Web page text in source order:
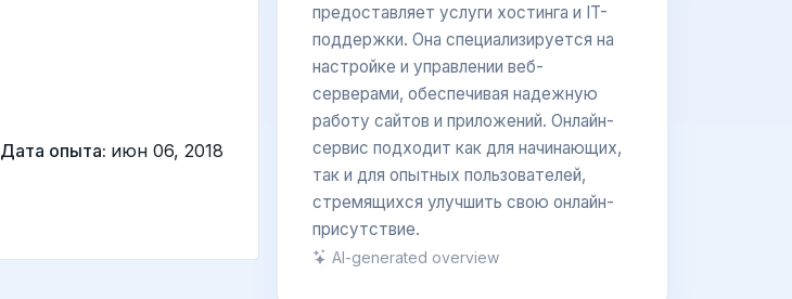
Дата опыта: июн 06, 2018
предоставляет услуги хостинга и IT-
поддержки. Она специализируется на
настройке и управлении веб-
серверами, обеспечивая надежную
работу сайтов и приложений. Онлайн-
сервис подходит как для начинающих,
так и для опытных пользователей,
стремящихся улучшить свою онлайн-
присутствие.
AI-generated overview